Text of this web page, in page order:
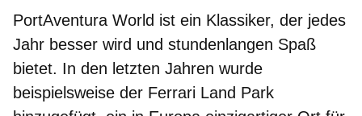
PortAventura World ist ein Klassiker, der jedes
Jahr besser wird und stundenlangen Spaß
bietet. In den letzten Jahren wurde
beispielsweise der Ferrari Land Park